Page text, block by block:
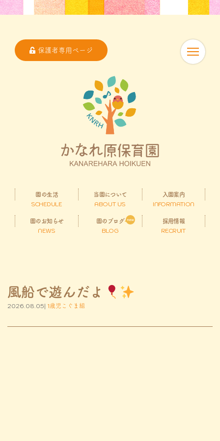
保護者専用ページ
園の生活
SCHEDULE
当園について
ABOUT US
入園案内
INFORMATION
園のお知らせ
NEWS
園のブログ
BLOG
採用情報
RECRUIT
風船で遊んだよ
2026.08.05| 1歳児こぐま組